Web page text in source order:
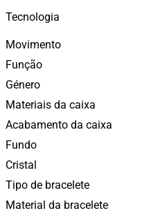
Tecnologia
Movimento
Função
Género
Materiais da caixa
Acabamento da caixa
Fundo
Cristal
Tipo de bracelete
Material da bracelete